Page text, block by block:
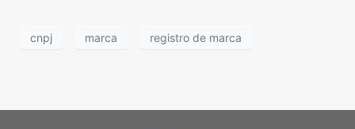
cnpj marca registro de marca